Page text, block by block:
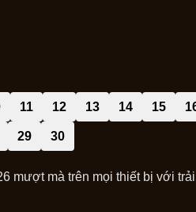
11 12 13 14 15
29 30
mượt mà trên mọi thiết bị với